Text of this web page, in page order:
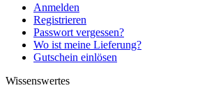
Anmelden
Registrieren
Passwort vergessen?
Wo ist meine Lieferung?
Gutschein einlösen
Wissenswertes